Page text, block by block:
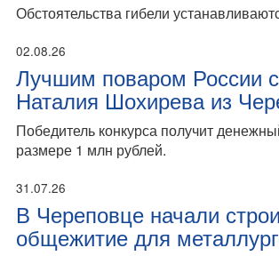
Обстоятельства гибели
02.08.26
Лучшим поваром России
Наталия Шохирева из
Победитель конкурса получит
размере 1 млн рублей.
31.07.26
В Череповце начали
общежитие для